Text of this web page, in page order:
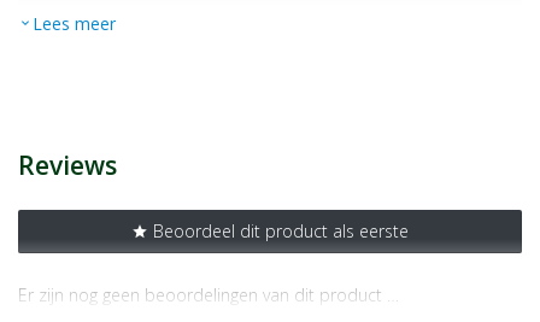
EAN
expand_more Lees meer
Reviews
star Beoordeel dit product als eerste
Er zijn nog geen beoordelingen van dit product …